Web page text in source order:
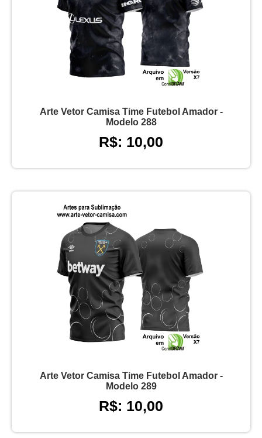
Arte Vetor Camisa Time Futebol Amador -
Modelo 288
R$: 10,00
Arte Vetor Camisa Time Futebol Amador -
Modelo 289
R$: 10,00